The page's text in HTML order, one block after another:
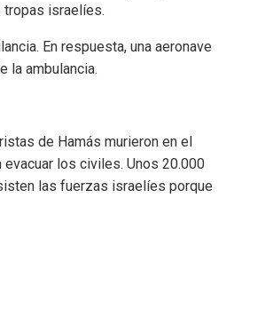
tropas israelíes.
En respuesta, una aeronave
la ambulancia.
de Hamás murieron en el
evacuar los civiles. Unos 20.000
las fuerzas israelíes porque